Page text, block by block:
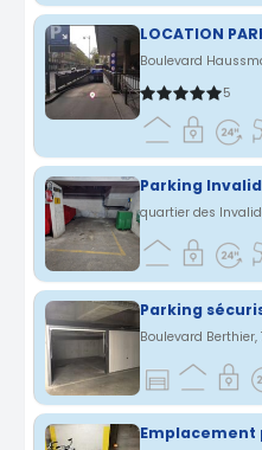
5
Parking
Boulevard Berthier,